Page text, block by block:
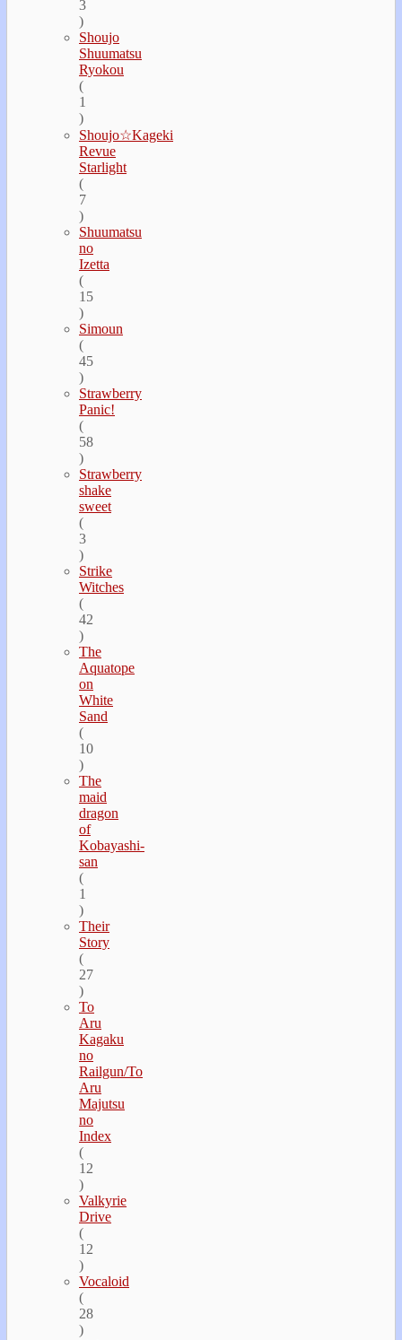
3
)
Shoujo
Shuumatsu
Ryokou
(
1
)
Shoujo☆Kageki
Revue
Starlight
(
7
)
Shuumatsu
no
Izetta
(
15
)
Simoun
(
45
)
Strawberry
Panic!
(
58
)
Strawberry
shake
sweet
(
3
)
Strike
Witches
(
42
)
The
Aquatope
on
White
Sand
(
10
)
The
maid
dragon
of
Kobayashi-
san
(
1
)
Their
Story
(
27
)
To
Aru
Kagaku
no
Railgun/To
Aru
Majutsu
no
Index
(
12
)
Valkyrie
Drive
(
12
)
Vocaloid
(
28
)